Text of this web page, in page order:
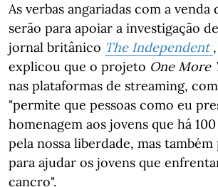
As verbas angariadas com a venda
serão para apoiar a investigação
jornal britânico The Independent
explicou que o projeto One More
nas plataformas de streaming,
"permite que pessoas como eu
homenagem aos jovens que há
pela nossa liberdade, mas também
para ajudar os jovens que
cancro".